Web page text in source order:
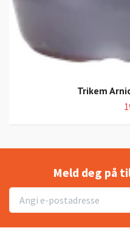
Trikem
Meld deg på